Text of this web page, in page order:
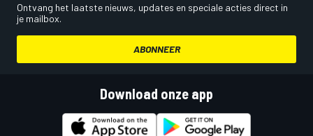
Ontvang het laatste nieuws, updates en speciale acties direct in
je mailbox.
ABONNEER
Download onze app